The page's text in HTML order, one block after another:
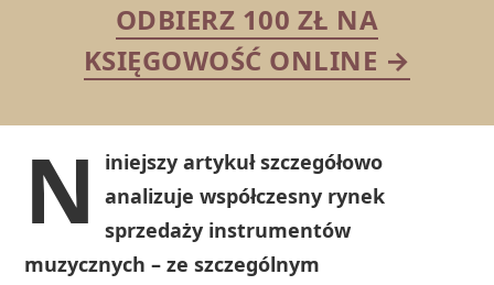
ODBIERZ 100 ZŁ NA
KSIĘGOWOŚĆ ONLINE →
N
iniejszy artykuł szczegółowo
analizuje współczesny rynek
sprzedaży instrumentów
muzycznych – ze szczególnym